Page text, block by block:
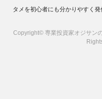
タメを初心者にも分かりやすく
Copyright© 専業投資家オジサンの株式投資ブログ（婚活含む） , 2026 All